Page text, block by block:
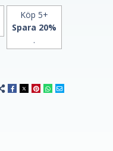
Köp 5+
Spara 20%
.